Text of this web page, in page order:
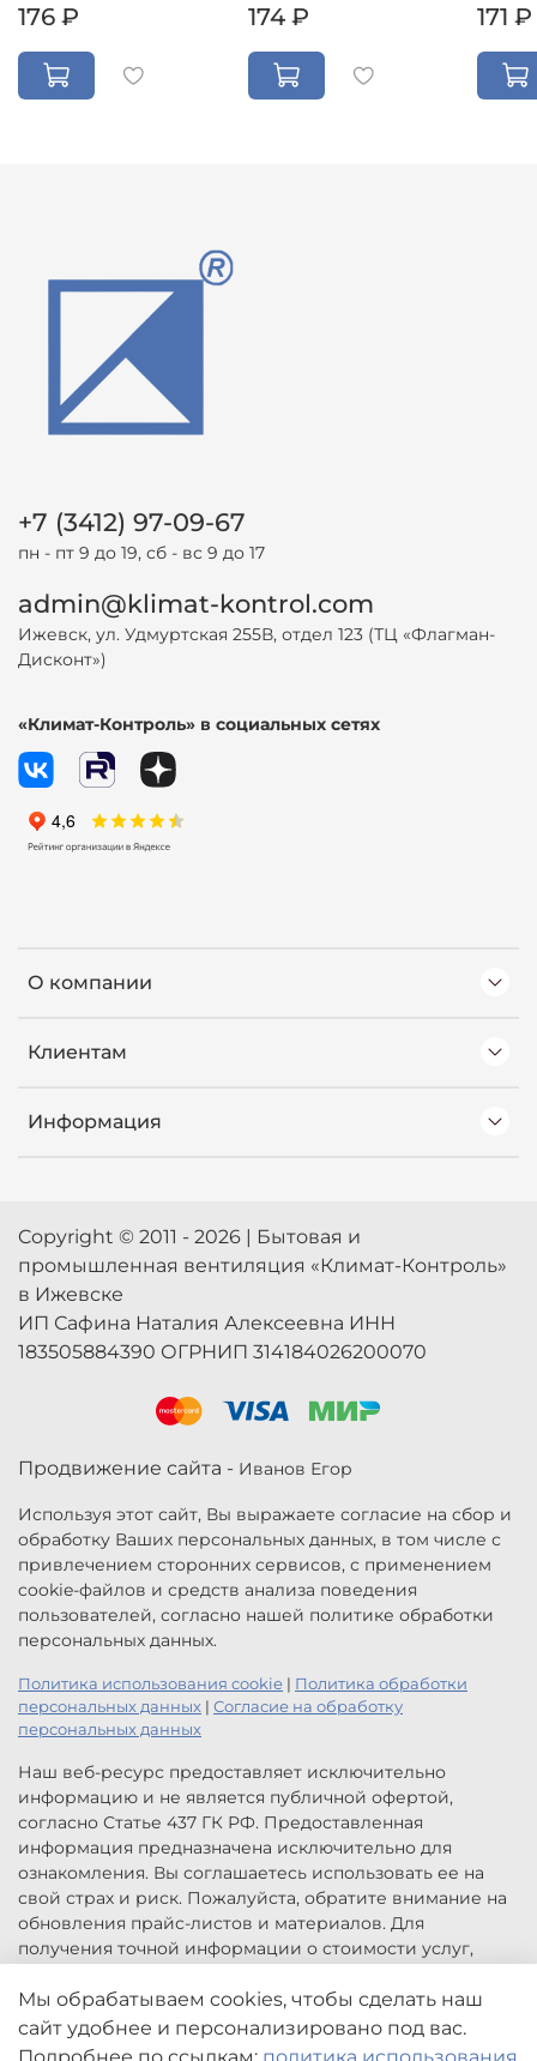
176 ₽ 174 ₽ 171 ₽
О компании
Клиентам
Информация
+7 (3412) 97-09-67
пн - пт 9 до 19, сб - вс 9 до 17
admin@klimat-kontrol.com
Ижевск, ул. Удмуртская 255В, отдел 123 (ТЦ «Флагман-
Дисконт»)
«Климат-Контроль» в социальных сетях
Copyright © 2011 - 2026 | Бытовая и
промышленная вентиляция «Климат-Контроль»
в Ижевске
ИП Сафина Наталия Алексеевна ИНН
183505884390 ОГРНИП 314184026200070
Продвижение сайта - Иванов Егор
Используя этот сайт, Вы выражаете согласие на сбор и
обработку Ваших персональных данных, в том числе с
привлечением сторонних сервисов, с применением
cookie-файлов и средств анализа поведения
пользователей, согласно нашей политике обработки
персональных данных.
Политика использования cookie | Политика обработки
персональных данных | Согласие на обработку
персональных данных
Наш веб-ресурс предоставляет исключительно
информацию и не является публичной офертой,
согласно Статье 437 ГК РФ. Предоставленная
информация предназначена исключительно для
ознакомления. Вы соглашаетесь использовать ее на
свой страх и риск. Пожалуйста, обратите внимание на
обновления прайс-листов и материалов. Для
получения точной информации о стоимости услуг,
заказа услуг заполните форму обратной связи.
Цены, указанные на сайте приведены как справочная
информация и не являются публичной офертой. Могут
Мы обрабатываем cookies, чтобы сделать наш
сайт удобнее и персонализировано под вас.